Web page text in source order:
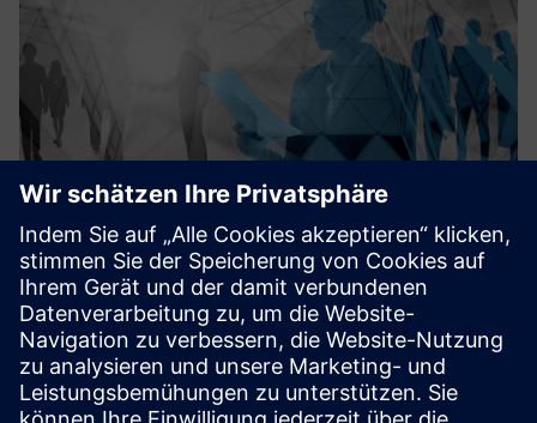
Public sector consulting
Detecon berät die Verantwortlichen für die digitale
Transformation dabei, wie sie die Herausforderungen des
Geschäftswerts und der technologischen Exzellenz
meistern können. Detecon begleitet und unterstützt Sie bei
der Entwicklun...